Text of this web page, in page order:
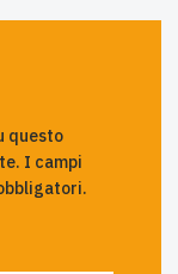
questo
I campi